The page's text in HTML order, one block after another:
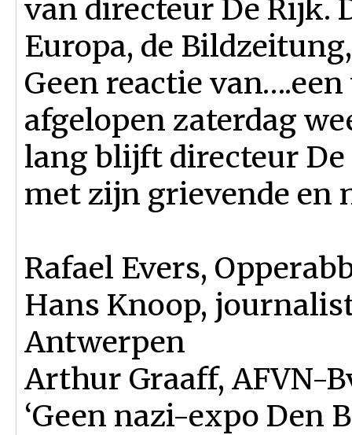
van directeur De Rijk.
Europa, de
Geen reactie
afgelopen zaterdag
lang blijft directeur
met zijn grievende en
Rafael Evers,
Hans Knoop,
Antwerpen
Arthur Graaff, AFVN-
‘Geen nazi-expo Den